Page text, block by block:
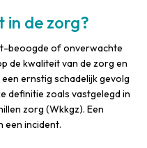
in de zorg?
beoogde of onverwachte
de kwaliteit van de zorg en
ernstig schadelijk gevolg
definitie zoals vastgelegd in
zorg (Wkkgz). Een
een incident.